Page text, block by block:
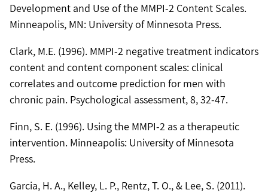
Development and Use of the MMPI-2 Content Scales.
Minneapolis, MN: University of Minnesota Press.
Clark, M.E. (1996). MMPI-2 negative treatment indicators
content and content component scales: clinical
correlates and outcome prediction for men with
chronic pain. Psychological assessment, 8, 32-47.
Finn, S. E. (1996). Using the MMPI-2 as a therapeutic
intervention. Minneapolis: University of Minnesota
Press.
Garcia, H. A., Kelley, L. P., Rentz, T. O., & Lee, S. (2011).